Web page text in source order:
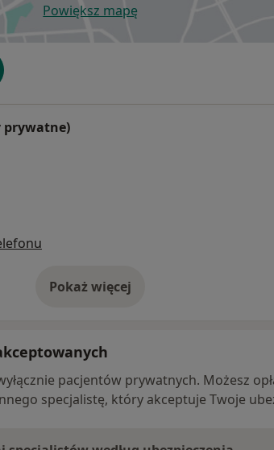
Powiększ mapęotwiera się w nowej karcie
prywatne)
Pokaż więcej
o adresie
pacjentów prywatnych. Możesz
specjalistę, który akceptuje Twoje